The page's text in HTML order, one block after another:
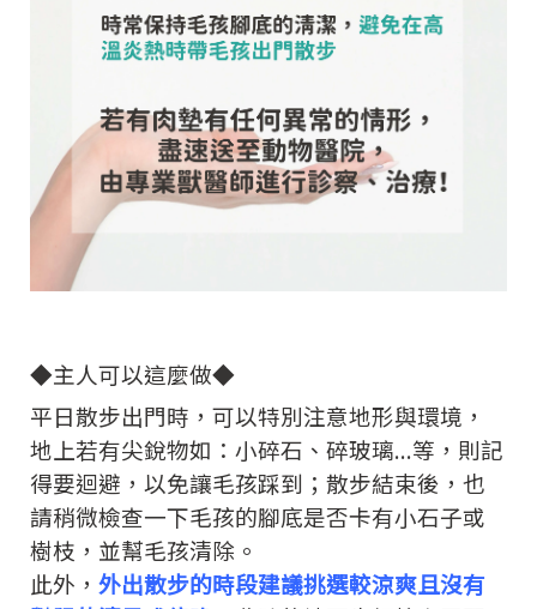
◆主人可以這麼做◆
平日散步出門時，可以特別注意地形與環境，
地上若有尖銳物如：小碎石、碎玻璃...等，則記
得要迴避，以免讓毛孩踩到；散步結束後，也
請稍微檢查一下毛孩的腳底是否卡有小石子或
樹枝，並幫毛孩清除。
此外， 外出散步的時段建議挑選較涼爽且沒有